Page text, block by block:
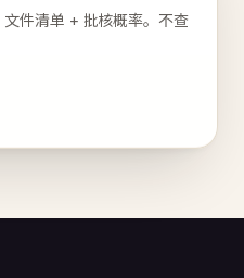
件清单 + 批核概率。不查